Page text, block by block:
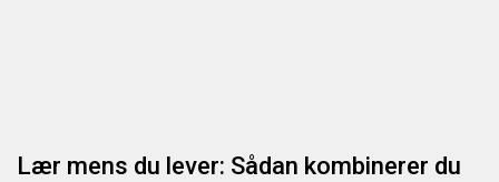
Lær mens du lever: Sådan kombinerer du